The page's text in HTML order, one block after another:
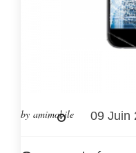
by amimobile 09 Juin